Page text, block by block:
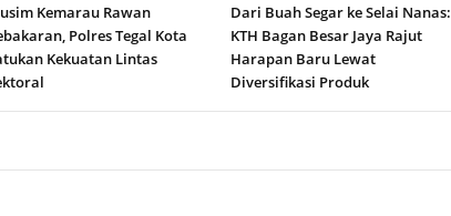
Kemarau Rawan
Polres Tegal Kota
Kekuatan Lintas
Dari Buah Segar ke Selai Nanas:
KTH Bagan Besar Jaya Rajut
Harapan Baru Lewat
Diversifikasi Produk